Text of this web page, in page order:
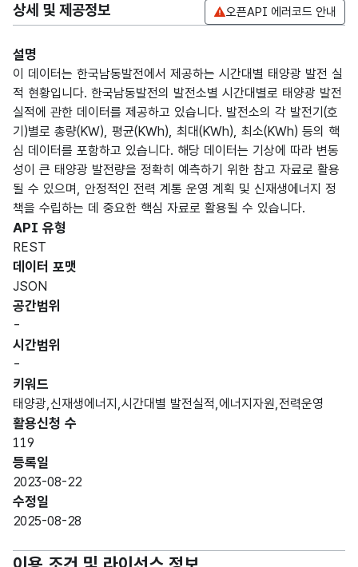
상세 및 제공정보 오픈API 에러코드 안내
설명
이 데이터는 한국남동발전에서 제공하는 시간대별 태양광 발전 실
적 현황입니다. 한국남동발전의 발전소별 시간대별로 태양광 발전
실적에 관한 데이터를 제공하고 있습니다. 발전소의 각 발전기(호
기)별로 총량(KW), 평균(KWh), 최대(KWh), 최소(KWh) 등의 핵
심 데이터를 포함하고 있습니다. 해당 데이터는 기상에 따라 변동
성이 큰 태양광 발전량을 정확히 예측하기 위한 참고 자료로 활용
될 수 있으며, 안정적인 전력 계통 운영 계획 및 신재생에너지 정
책을 수립하는 데 중요한 핵심 자료로 활용될 수 있습니다.
API 유형
REST
데이터 포맷
JSON
공간범위
-
시간범위
-
키워드
태양광,신재생에너지,시간대별 발전실적,에너지자원,전력운영
활용신청 수
119
등록일
2023-08-22
수정일
2025-08-28